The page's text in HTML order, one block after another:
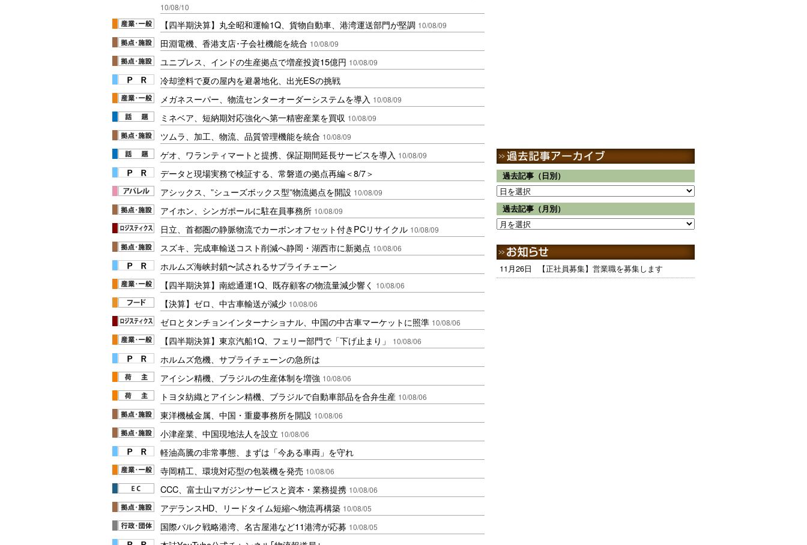
10/08/10
【四半期決算】丸全昭和運輸1Q、貨物自動車、港湾運送部門が堅調 10/08/09
田淵電機、香港支店･子会社機能を統合 10/08/09
ユニプレス、インドの生産拠点で増産投資15億円 10/08/09
冷却塗料で夏の屋内を避暑地化、出光ESの挑戦
メガネスーパー、物流センターオーダーシステムを導入 10/08/09
ミネベア、短納期対応強化へ第一精密産業を買収 10/08/09
ツムラ、加工、物流、品質管理機能を統合 10/08/09
ゲオ、ワランティマートと提携、保証期間延長サービスを導入 10/08/09
データと現場実務で検証する、常磐道の拠点再編＜8/7＞
アシックス、”シューズボックス型”物流拠点を開設 10/08/09
アイホン、シンガポールに駐在員事務所 10/08/09
日立、首都圏の静脈物流でカーボンオフセット付きPCリサイクル 10/08/09
スズキ、完成車輸送コスト削減へ静岡・湖西市に新拠点 10/08/06
ホルムズ海峡封鎖〜試されるサプライチェーン
【四半期決算】南総通運1Q、既存顧客の物流量減少響く 10/08/06
【決算】ゼロ、中古車輸送が減少 10/08/06
ゼロとタンチョンインターナショナル、中国の中古車マーケットに照準 10/08/06
【四半期決算】東京汽船1Q、フェリー部門で「下げ止まり」 10/08/06
ホルムズ危機、サプライチェーンの急所は
アイシン精機、ブラジルの生産体制を増強 10/08/06
トヨタ紡織とアイシン精機、ブラジルで自動車部品を合弁生産 10/08/06
東洋機械金属、中国・重慶事務所を開設 10/08/06
小津産業、中国現地法人を設立 10/08/06
軽油高騰の非常事態、まずは「今ある車両」を守れ
寺岡精工、環境対応型の包装機を発売 10/08/06
CCC、富士山マガジンサービスと資本・業務提携 10/08/06
アデランスHD、リードタイム短縮へ物流再構築 10/08/05
国際バルク戦略港湾、名古屋港など11港湾が応募 10/08/05
過去記事（日別）
過去記事（月別）
11月26日 【正社員募集】営業職を募集します